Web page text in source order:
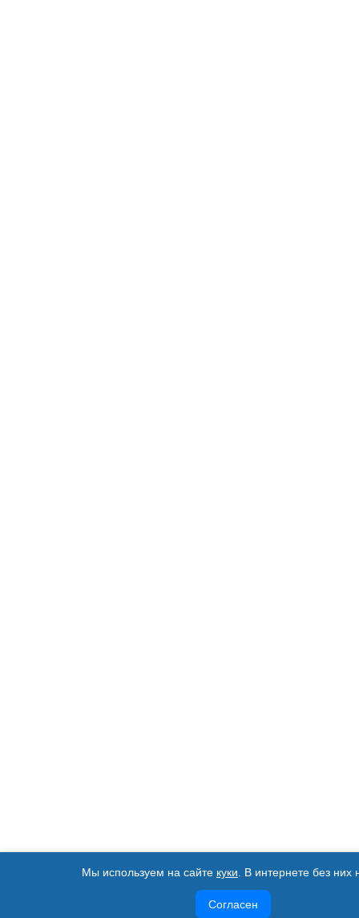
Мы используем на сайте куки . В интернете без них
Согласен